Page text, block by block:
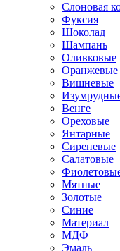
Слоновая
Фуксия
Шоколад
Шампань
Оливковые
Оранжевые
Вишневые
Венге
Ореховые
Янтарные
Сиреневые
Салатовые
Мятные
Золотые
Синие
Материал
МДФ
Эмаль